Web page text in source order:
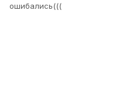
ошибались(((